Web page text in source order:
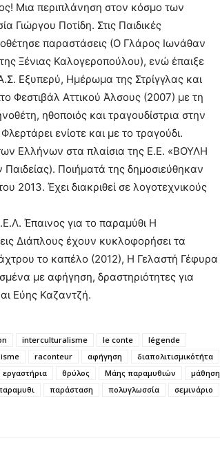
Μια περιπλάνηση στον κόσμο των
Γιώργου Ποτίδη. Στις Παιδικές
παραστάσεις (Ο Γλάρος Ιωνάθαν
Ξένιας Καλογεροπούλου), ενώ έπαιξε
Εξυπερύ, Ημέρωμα της Στρίγγλας και
Φεστιβάλ Αττικού Άλσους (2007) με τη
ηθοποιός και τραγουδίστρια στην
ενίοτε και με το τραγούδι.
Ελλήνων στα πλαίσια της Ε.Ε. «ΒΟΥΛΗ
Ποιήματά της δημοσιεύθηκαν
2013. Έχει διακριθεί σε λογοτεχνικούς
Έπαινος για το παραμύθι Η
Διάπλους έχουν κυκλοφορήσει τα
το καπέλο (2012), Η Γελαστή Γέφυρα
με αφήγηση, δραστηριότητες για
Εύης Καζαντζή.
interculturalisme le conte
légende
raconteur αφήγηση
διαπολιτισμικότήτα
εργαστήρια θρύλος Μάης παραμυθιών
μάθηση
παράσταση πολυγλωσσία
σεμινάριο